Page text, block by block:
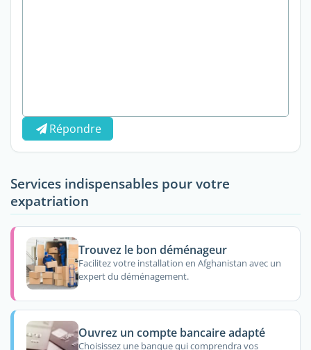
Répondre
Services indispensables pour votre
expatriation
Trouvez le bon déménageur
Facilitez votre installation en Afghanistan avec un
expert du déménagement.
Ouvrez un compte bancaire adapté
Choisissez une banque qui comprendra vos